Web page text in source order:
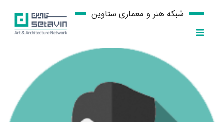
شبکه هنر و معماری ستاوین